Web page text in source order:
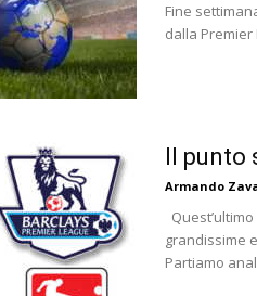
Fine
dalla Premier
Il punto
Armando
grandissime
Partiamo